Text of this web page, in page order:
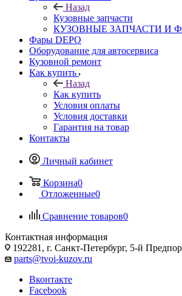
Назад
Кузовные запчасти
КУЗОВНЫЕ ЗАПЧАСТИ И
Фары DEPO
Оборудование для автосервиса
Кузовной ремонт
Как купить
Назад
Как купить
Условия оплаты
Условия доставки
Гарантия на товар
Контакты
Личный кабинет
Корзина0
Отложенные0
Сравнение товаров0
Контактная информация
192281, г. Санкт-Петербург, 5-й
parts@tvoi-kuzov.ru
Вконтакте
Facebook